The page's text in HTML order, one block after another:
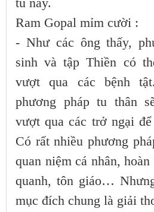
Ram Gopal mỉm cười :
- Như các ông thấy,
sinh và tập Thiền có
vượt qua các bệnh
phương pháp tu thân
vượt qua các trở ngại
Có rất nhiều phương
quan niệm cá nhân,
quanh, tôn giáo…
mục đích chung là giải